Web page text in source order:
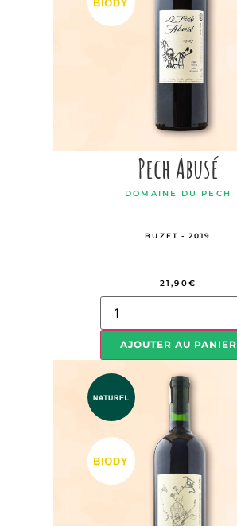
Pech Abusé
DOMAINE DU PECH
BUZET - 2019
21,90€
AJOUTER AU PANIER